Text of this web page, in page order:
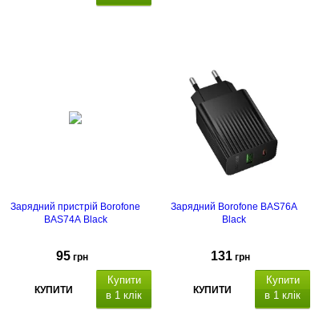
Зарядний пристрій Borofone
BAS74A Black
95 грн
КУПИТИ
Купити
в 1 клік
Зарядний Borofone BAS76A
Black
131 грн
КУПИТИ
Купити
в 1 клік